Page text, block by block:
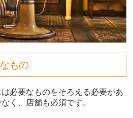
もの
必要なものをそろえる必要があ
く、店舗も必須です。